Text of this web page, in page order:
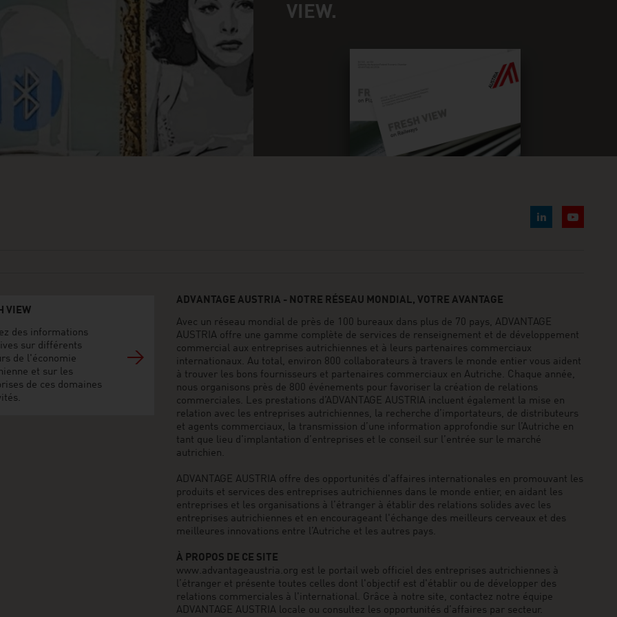
VIEW.
VIEW
des informations
sur différents
de l'économie
et sur les
de ces domaines
ADVANTAGE AUSTRIA - NOTRE RÉSEAU MONDIAL, VOTRE AVANTAGE
Avec un réseau mondial de près de 100 bureaux dans plus de 70 pays, ADVANTAGE
AUSTRIA offre une gamme complète de services de renseignement et de développement
commercial aux entreprises autrichiennes et à leurs partenaires commerciaux
internationaux. Au total, environ 800 collaborateurs à travers le monde entier vous aident
à trouver les bons fournisseurs et partenaires commerciaux en Autriche. Chaque année,
nous organisons près de 800 événements pour favoriser la création de relations
commerciales. Les prestations d’ADVANTAGE AUSTRIA incluent également la mise en
relation avec les entreprises autrichiennes, la recherche d’importateurs, de distributeurs
et agents commerciaux, la transmission d’une information approfondie sur l’Autriche en
tant que lieu d’implantation d’entreprises et le conseil sur l’entrée sur le marché
autrichien.
ADVANTAGE AUSTRIA offre des opportunités d'affaires internationales en promouvant les
produits et services des entreprises autrichiennes dans le monde entier, en aidant les
entreprises et les organisations à l’étranger à établir des relations solides avec les
entreprises autrichiennes et en encourageant l'échange des meilleurs cerveaux et des
meilleures innovations entre l’Autriche et les autres pays.
À PROPOS DE CE SITE
www.advantageaustria.org est le portail web officiel des entreprises autrichiennes à
l’étranger et présente toutes celles dont l'objectif est d'établir ou de développer des
relations commerciales à l'international. Grâce à notre site, contactez notre équipe
ADVANTAGE AUSTRIA locale ou consultez les opportunités d’affaires par secteur.